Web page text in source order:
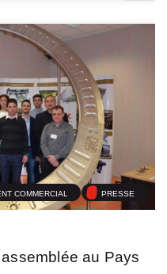
COMMERCIAL PRESSE
au Pays